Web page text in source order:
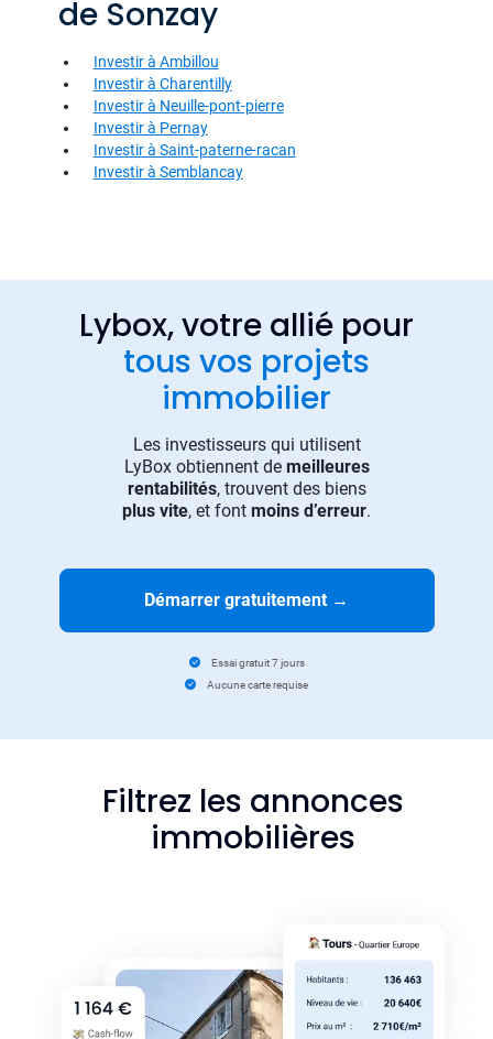
de Sonzay
Investir à Ambillou
Investir à Charentilly
Investir à Neuille-pont-pierre
Investir à Pernay
Investir à Saint-paterne-racan
Investir à Semblancay
Lybox, votre allié pour
tous vos projets
immobilier
Les investisseurs qui utilisent
LyBox obtiennent de meilleures
rentabilités, trouvent des biens
plus vite, et font moins d’erreur.
Démarrer gratuitement →
Essai gratuit 7 jours
Aucune carte requise
Filtrez les annonces
immobilières